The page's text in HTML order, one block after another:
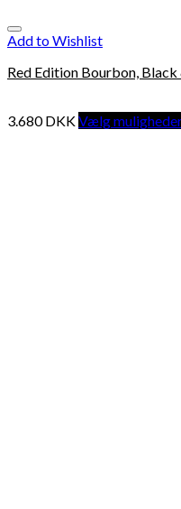
Add to Wishlist
Red Edition Bourbon,
3.680DKKVælg